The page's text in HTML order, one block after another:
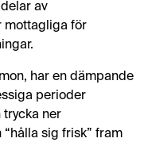
av
mottagliga för
har en dämpande
perioder
trycka ner
“hålla sig frisk” fram